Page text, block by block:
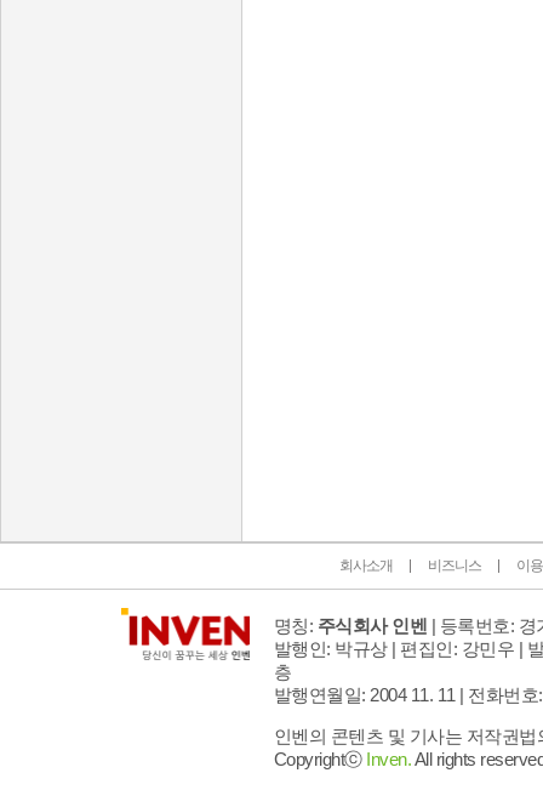
회사소개 비즈니스 이
명칭: 주식회사 인벤 | 등록번호: 경
발행인: 박규상 | 편집인: 강민우 |
층
발행연월일: 2004 11. 11 | 전화번호
인벤의 콘텐츠 및 기사는 저작권
Copyrightⓒ Inven.All rights